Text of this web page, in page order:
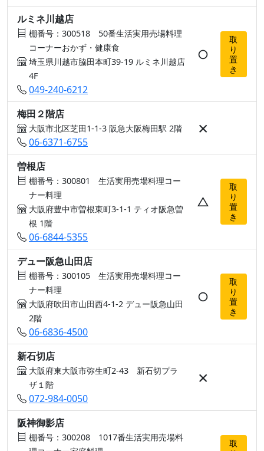
ルミネ川越店
棚番号：300518 50番生活実用売場料理
コーナーおかず・健康食
埼玉県川越市脇田本町39-19 ルミネ川越店
4F
049-240-6212
○
取
り
置
き
梅田２階店
大阪市北区芝田1-1-3 阪急大阪梅田駅 2階
06-6371-6755
×
曽根店
棚番号：300801 生活実用売場料理コー
ナー料理
大阪府豊中市曽根東町3-1-1 ティオ阪急曽
根 1階
06-6844-5355
△
取
り
置
き
デュー阪急山田店
棚番号：300105 生活実用売場料理コー
ナー料理
大阪府吹田市山田西4-1-2 デュー阪急山田
2階
06-6836-4500
○
取
り
置
き
新石切店
大阪府東大阪市弥生町2-43 新石切プラ
ザ１階
072-984-0050
×
阪神御影店
棚番号：300208 1017番生活実用売場料
取